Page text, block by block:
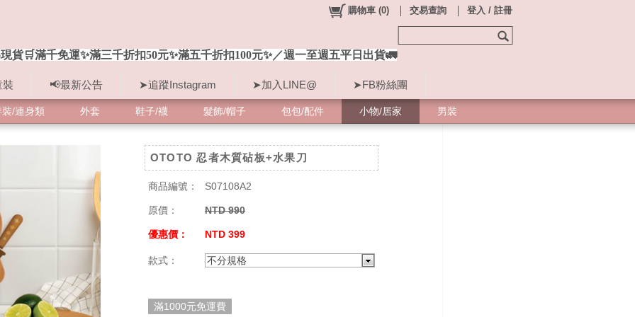
裝 📢最新公告 ➤追蹤Instagram ➤加入LINE@ ➤FB粉絲團
購物車 (0) 交易查詢 登入 / 註冊
貨🛒滿千免運✨滿三千折扣50元✨滿五千折扣100元✨／週一至週五平日出貨🚛
裝/連身類 外套 鞋子/襪 髮飾/帽子 包包/配件 小物/居家 男裝
OTOTO 忍者木質砧板+水果刀
商品編號： S07108A2
原價： NTD 990
優惠價： NTD 399
款式： 不分規格
滿1000元免運費